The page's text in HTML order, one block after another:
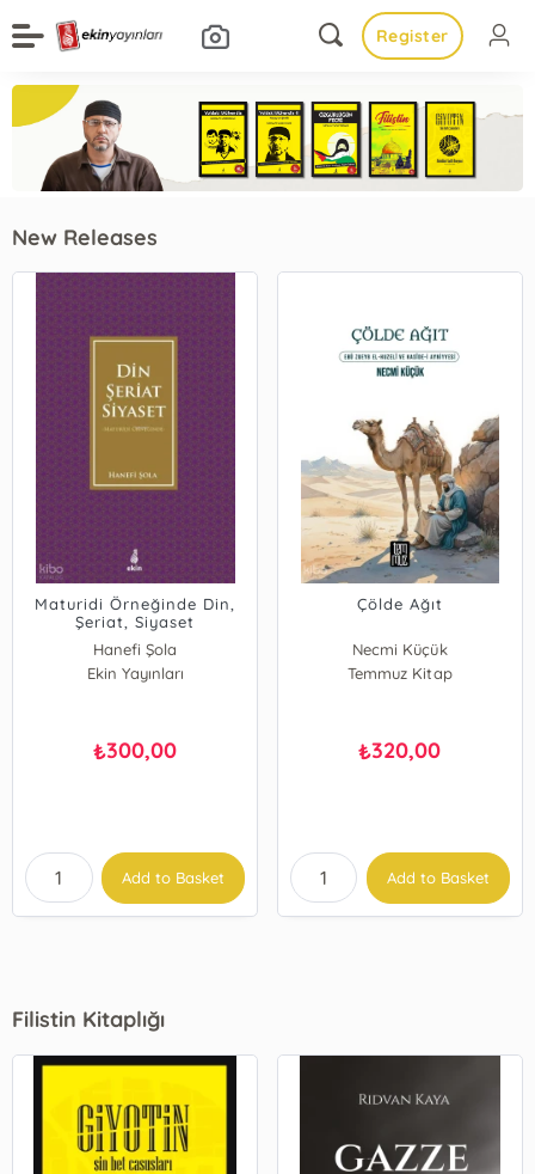
Register
New Releases
Maturidi Örneğinde Din,
Şeriat, Siyaset
Hanefi Şola
Ekin Yayınları
₺300,00
Add to Basket
Çölde Ağıt
Necmi Küçük
Temmuz Kitap
₺320,00
Add to Basket
Filistin Kitaplığı